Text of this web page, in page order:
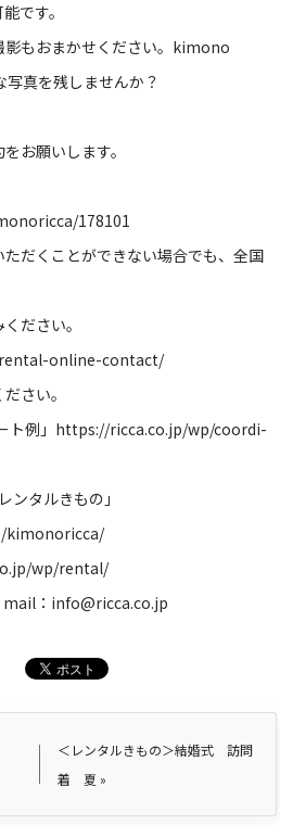
です。
もおまかせください。 kimono
写真を残しませんか？
お願いします。
178101
だくことができない場合でも、全国
ださい。
online-contact/
さい。
ト例」 https://ricca.co.jp/wp/coordi-
ンタルきもの」
kimonoricca/
wp/rental/
mail ： info@ricca.co.jp
＜レンタルきもの＞結婚式 訪問
着 夏 »